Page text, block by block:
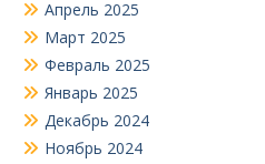
Апрель 2025
Март 2025
Февраль 2025
Январь 2025
Декабрь 2024
Ноябрь 2024